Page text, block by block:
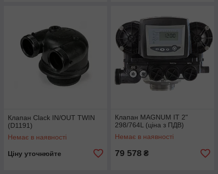
Клапан Clack IN/OUT TWIN
(D1191)
Немає в наявності
Ціну уточнюйте
Клапан MAGNUM IT 2"
298/764L (ціна з ПДВ)
Немає в наявності
79 578 ₴